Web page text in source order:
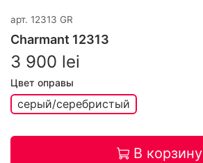
арт. 12313 GR
Charmant 12313
3 900 lei
Цвет оправы
серый/серебристый
В корзину